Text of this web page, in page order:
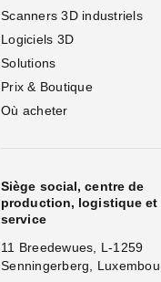
Scanners 3D industriels
Logiciels 3D
Solutions
Prix & Boutique
Où acheter
Siège social, centre de
production, logistique et
service
11 Breedewues, L-1259
Senningerberg,